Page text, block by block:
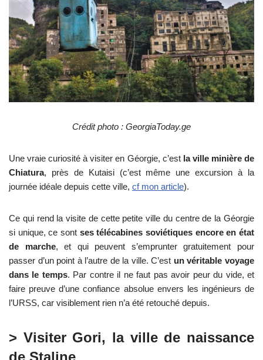
Crédit photo : GeorgiaToday.ge
Une vraie curiosité à visiter en Géorgie, c’est la ville minière de
Chiatura, près de Kutaisi (c’est même une excursion à la
journée idéale depuis cette ville, cf mon article).
Ce qui rend la visite de cette petite ville du centre de la Géorgie
si unique, ce sont ses télécabines soviétiques encore en état
de marche, et qui peuvent s’emprunter gratuitement pour
passer d’un point à l’autre de la ville. C’est un véritable voyage
dans le temps. Par contre il ne faut pas avoir peur du vide, et
faire preuve d’une confiance absolue envers les ingénieurs de
l’URSS, car visiblement rien n’a été retouché depuis.
> Visiter Gori, la ville de naissance